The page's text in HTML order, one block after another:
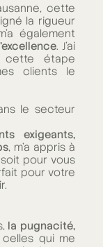
cette
la rigueur
également
. J'ai
cette étape
clients le
le secteur
exigeants,
, m'a appris à
pour vous
pour votre
la pugnacité,
qui me